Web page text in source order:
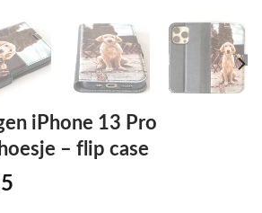
iPhone 13 Pro
– flip case